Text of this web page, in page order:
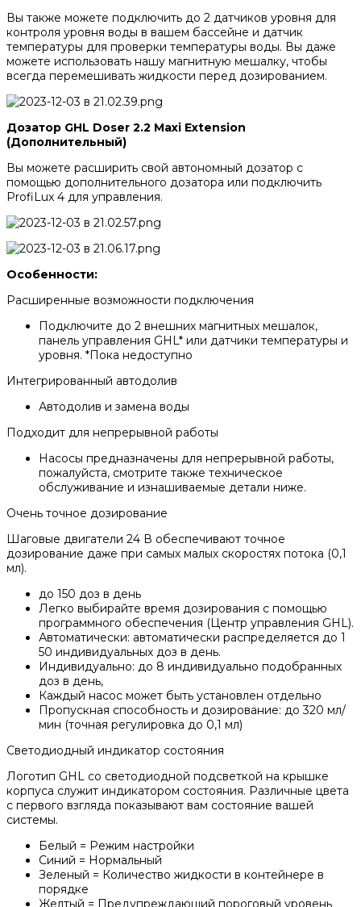
Вы также можете подключить до 2 датчиков уровня для
контроля уровня воды в вашем бассейне и датчик
температуры для проверки температуры воды. Вы даже
можете использовать нашу магнитную мешалку, чтобы
всегда перемешивать жидкости перед дозированием.
Дозатор GHL Doser 2.2 Maxi Extension
(Дополнительный)
Вы можете расширить свой автономный дозатор с
помощью дополнительного дозатора или подключить
ProfiLux 4 для управления.
Особенности:
Расширенные возможности подключения
Подключите до 2 внешних магнитных мешалок,
панель управления GHL* или датчики температуры и
уровня. *Пока недоступно
Интегрированный автодолив
Автодолив и замена воды
Подходит для непрерывной работы
Насосы предназначены для непрерывной работы,
пожалуйста, смотрите также техническое
обслуживание и изнашиваемые детали ниже.
Очень точное дозирование
Шаговые двигатели 24 В обеспечивают точное
дозирование даже при самых малых скоростях потока (0,1
мл).
до 150 доз в день
Легко выбирайте время дозирования с помощью
программного обеспечения (Центр управления GHL).
Автоматически: автоматически распределяется до 1
50 индивидуальных доз в день.
Индивидуально: до 8 индивидуально подобранных
доз в день,
Каждый насос может быть установлен отдельно
Пропускная способность и дозирование: до 320 мл/
мин (точная регулировка до 0,1 мл)
Светодиодный индикатор состояния
Логотип GHL со светодиодной подсветкой на крышке
корпуса служит индикатором состояния. Различные цвета
с первого взгляда показывают вам состояние вашей
системы.
Белый = Режим настройки
Синий = Нормальный
Зеленый = Количество жидкости в контейнере в
порядке
Желтый = Предупреждающий пороговый уровень